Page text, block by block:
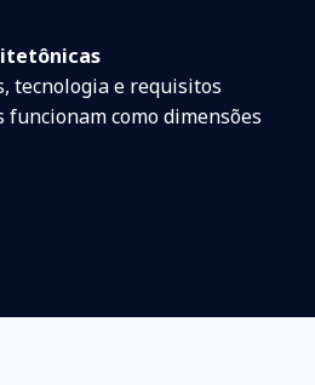
tecnologia e requisitos
como dimensões